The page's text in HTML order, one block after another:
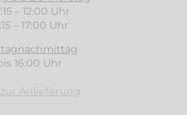
– 12:00 Uhr
– 17:00 Uhr
16:00 Uhr
zur Anlieferung